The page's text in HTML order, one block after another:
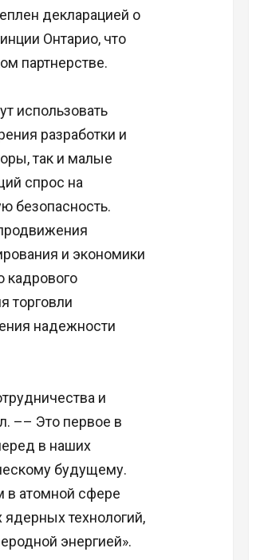
декларацией о
Онтарио, что
партнерстве.
использовать
разработки и
так и малые
спрос на
безопасность.
и экономики
кадрового
торговли
надежности
и
–– Это первое в
в наших
будущему.
в атомной сфере
технологий,
энергией».